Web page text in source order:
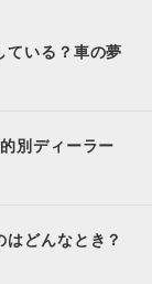
ている？車の夢
別ディーラー
どんなとき？